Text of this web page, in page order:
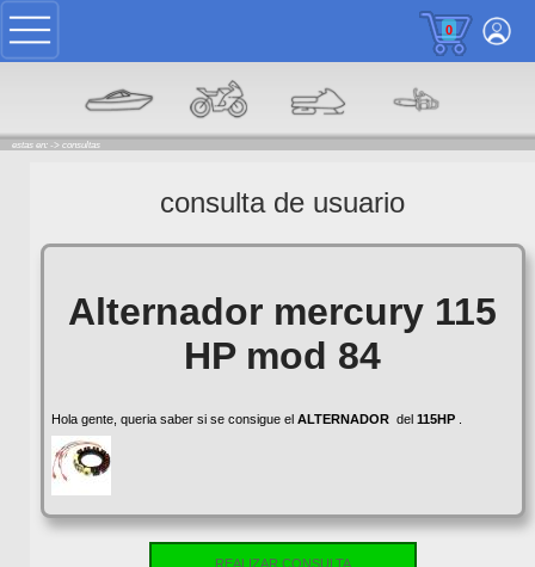
0
estas en: -> consultas
consulta de usuario
Alternador mercury 115
HP mod 84
Hola gente, queria saber si se consigue el ALTERNADORdel 115HP.
REALIZAR CONSULTA